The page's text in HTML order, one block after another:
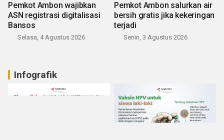
Pemkot Ambon wajibkan
ASN registrasi digitalisasi
Bansos
Selasa, 4 Agustus 2026
Pemkot Ambon salurkan air
bersih gratis jika kekeringan
terjadi
Senin, 3 Agustus 2026
Infografik